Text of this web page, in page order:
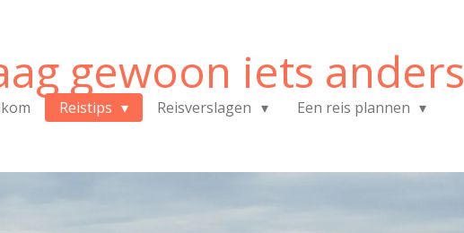
gewoon iets anders
Reistips Reisverslagen Een reis plannen